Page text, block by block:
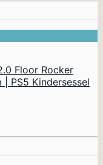
Floor Rocker
PS5 Kindersessel